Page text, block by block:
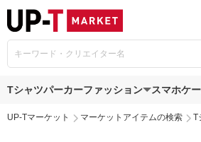
Tシャツパーカーファッション スマホケ
UP-Tマーケット マーケットアイテムの検索 T